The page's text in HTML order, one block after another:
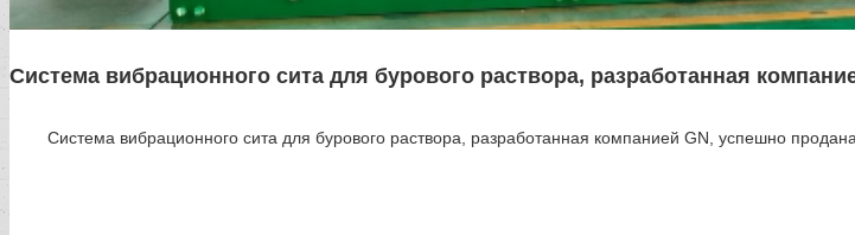
Система вибрационного сита для бурового раствора, разработанная
Система вибрационного сита для бурового раствора, разработанная компанией GN, успешно